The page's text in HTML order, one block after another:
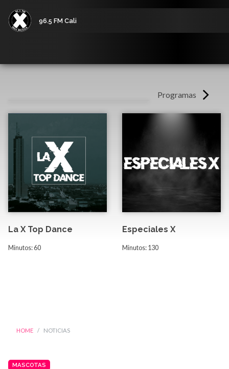
96.5 FM Cali
Programas
La X Top Dance
Minutos: 60
Especiales X
Minutos: 130
HOME NOTICIAS
MASCOTAS